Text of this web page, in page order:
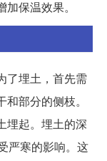
保温效果。
了埋土，首先需
部分的侧枝。
埋起。埋土的深
严寒的影响。这